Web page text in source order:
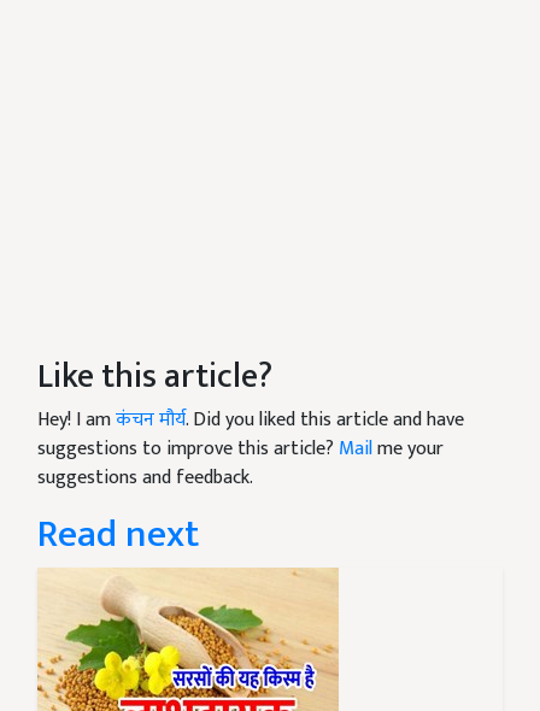
Like this article?
Hey! I amकंचन मौर्य. Did you liked this article and have
suggestions to improve this article? Mailme your
suggestions and feedback.
Read next